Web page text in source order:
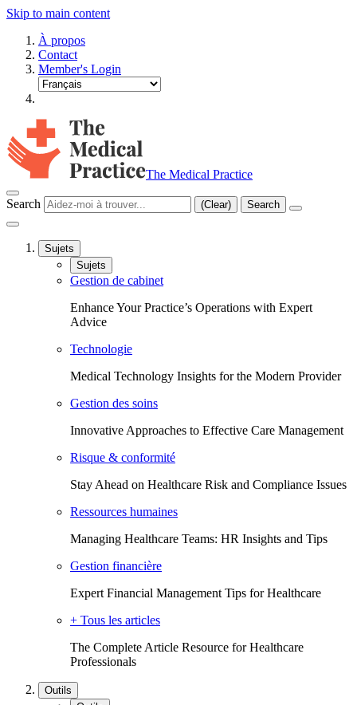
Skip to main content
À propos
Contact
Member's Login
The Medical Practice
Search (Clear) Search
Sujets
Sujets
Gestion de cabinet
Enhance Your Practice’s Operations with Expert
Advice
Technologie
Medical Technology Insights for the Modern Provider
Gestion des soins
Innovative Approaches to Effective Care Management
Risque & conformité
Stay Ahead on Healthcare Risk and Compliance Issues
Ressources humaines
Managing Healthcare Teams: HR Insights and Tips
Gestion financière
Expert Financial Management Tips for Healthcare
+ Tous les articles
The Complete Article Resource for Healthcare
Professionals
Outils